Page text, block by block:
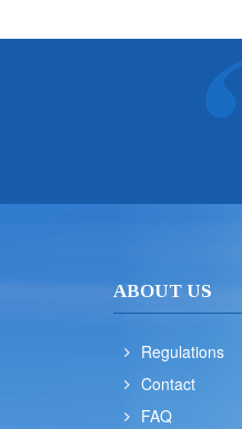
ABOUT US
Regulations
Contact
FAQ